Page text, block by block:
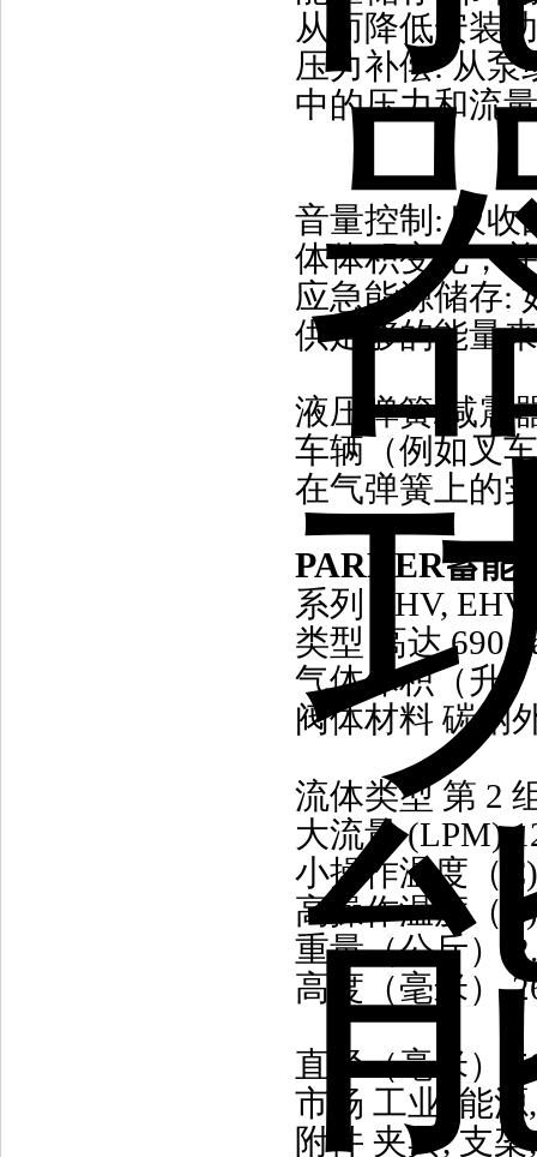
从而降低安装
压力补偿: 从泵
中的压力和流
音量控制: 吸收
体体积变化，
应急能源储存:
供足够的能量
液压弹簧/减震
车辆（例如叉
在气弹簧上的
PARKER蓄能
系列 EHV,
类型 高达 690
气体体积（升
阀体材料 碳钢
流体类型 第 2
大流量 (LPM)
小操作温度（
高操作温度（
重量（公斤）
高度（毫米）
直径（毫米）
市场 工业, 能
附件 夹具, 支